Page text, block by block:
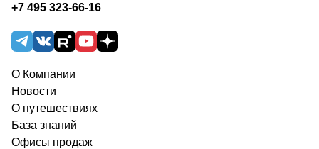
+7 495 323-66-16
О Компании
Новости
О путешествиях
База знаний
Офисы продаж